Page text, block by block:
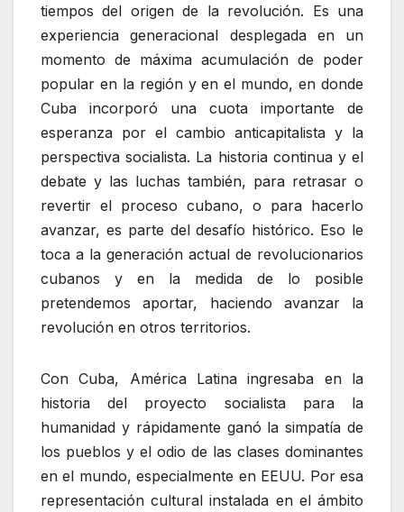
tiempos del origen de la revolución. Es una
experiencia generacional desplegada en un
momento de máxima acumulación de poder
popular en la región y en el mundo, en donde
Cuba incorporó una cuota importante de
esperanza por el cambio anticapitalista y la
perspectiva socialista. La historia continua y el
debate y las luchas también, para retrasar o
revertir el proceso cubano, o para hacerlo
avanzar, es parte del desafío histórico. Eso le
toca a la generación actual de revolucionarios
cubanos y en la medida de lo posible
pretendemos aportar, haciendo avanzar la
revolución en otros territorios.
Con Cuba, América Latina ingresaba en la
historia del proyecto socialista para la
humanidad y rápidamente ganó la simpatía de
los pueblos y el odio de las clases dominantes
en el mundo, especialmente en EEUU. Por esa
representación cultural instalada en el ámbito